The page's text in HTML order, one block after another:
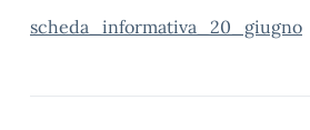
scheda_informativa_20_giugno